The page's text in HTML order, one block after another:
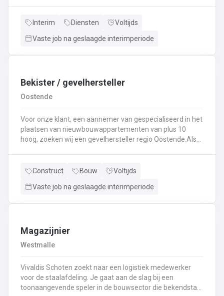
Dan ben jij de persoon die wij zoeken!
Interim Diensten
Voltijds
Vaste job na geslaagde interimperiode
Bekister / gevelhersteller
Oostende
Voor onze klant, een aannemer van gespecialiseerd in het
plaatsen van nieuwbouwappartementen van plus 10
hoog, zoeken wij een gevelhersteller regio Oostende.Als
collegas. Je zal voornamelijk ingezet worden voor:
gevel;Opnieuw voegen van bakstenen;Renovatie van
wapening en voorzien van een beschermlaag;Herstellen
2de natuur en heeft weinig geheimen voor jou. Je weet de
aanpakken. Dan is dit zeker de job voor jou!
Construct Bouw
Voltijds
Vaste job na geslaagde interimperiode
Magazijnier
Westmalle
Vivaldis Schoten zoekt naar een logistiek medewerker
voor de staalafdeling. Je gaat aan de slag bij een
toonaangevende speler in de bouwsector die bekendstaat